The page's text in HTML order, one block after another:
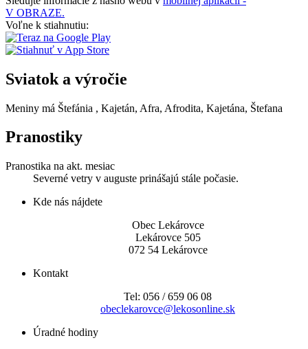
V OBRAZE.
Voľne k stiahnutiu:
Sviatok a výročie
Meniny má Štefánia , Kajetán, Afra, Afrodita, Kajetána, Štefana
Pranostiky
Pranostika na akt. mesiac
Severné vetry v auguste prinášajú stále počasie.
Kde nás nájdete
Obec Lekárovce
Lekárovce 505
072 54 Lekárovce
Kontakt
Tel: 056 / 659 06 08
obeclekarovce@lekosonline.sk
Úradné hodiny